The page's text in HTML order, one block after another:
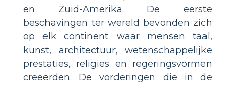
en Zuid-Amerika. De eerste
beschavingen ter wereld bevonden zich
op elk continent waar mensen taal,
kunst, architectuur, wetenschappelijke
prestaties, religies en regeringsvormen
creëerden. De vorderingen die in de